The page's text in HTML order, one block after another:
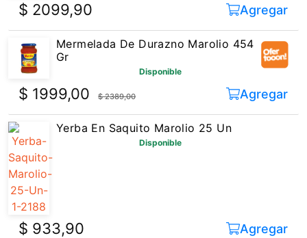
$ 2099,90 Agregar
Mermelada De Durazno Marolio 454
Gr
Disponible
$ 1999,00 $ 2389,00 Agregar
Yerba En Saquito Marolio 25 Un
Disponible
$ 933,90 Agregar